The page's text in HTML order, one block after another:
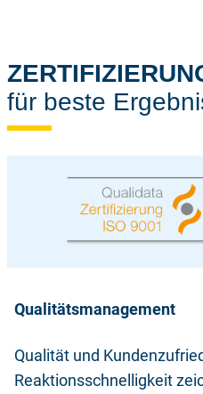
für beste
Qualitätsmanagement
Qualität und
Reaktionsschnelligkeit